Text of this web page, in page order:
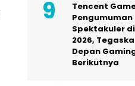
Tencent
Pengumuman
Spektakuler di
2026,
Depan
Berikutnya